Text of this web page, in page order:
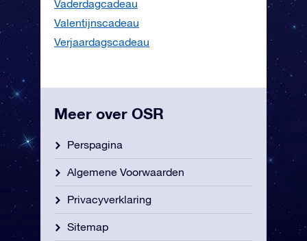
Vaderdagcadeau
Valentijnscadeau
Verjaardagscadeau
Meer over OSR
Perspagina
Algemene Voorwaarden
Privacyverklaring
Sitemap